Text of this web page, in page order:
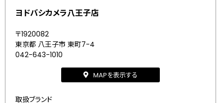
ヨドバシカメラ八王子店
〒1920082
東京都 八王子市 東町7-4
042-643-1010
MAPを表示する
取扱ブランド